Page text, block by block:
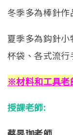
冬季多為棒針作
夏季多為鈎針
杯袋、各式流行
※材料和工具老
授課老師: